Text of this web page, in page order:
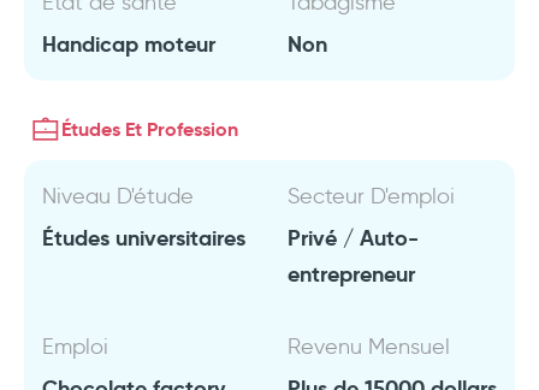
Handicap moteur Non
Études Et Profession
Niveau D'étude
Études universitaires
Secteur D'emploi
Privé / Auto-
entrepreneur
Emploi Revenu Mensuel